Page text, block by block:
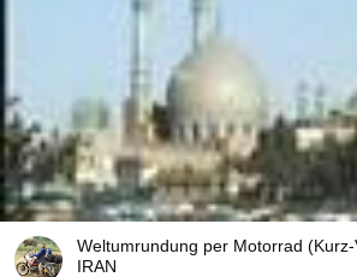
Weltumrundung per Motorrad (Kurz-
IRAN